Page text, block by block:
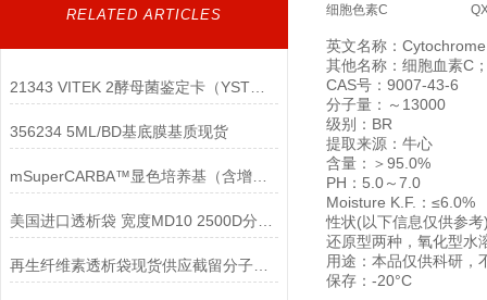
RELATED ARTICLES
21343 VITEK 2酵母菌鉴定卡（YST）说明书
356234 5ML/BD基底膜基质现货
mSuperCARBA™显色培养基（含增补 剂1&增补剂2）
再生纤维素透析袋现货供应截留分子量25000
细胞色素C
英文名称：
其他名称：细胞血素C
CAS号：9007-43-6
分子量：～13000
级别：BR
提取来源：牛心
含量：＞95.0%
PH：5.0～7.0
Moisture K.F.：≤6.0%
性状(以下信息仅供参
还原型两种，氧化型水
用途：本品仅供科研，
保存：-20°C